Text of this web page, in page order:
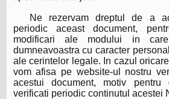
Ne rezervam dreptul de a
periodic aceast document,
modificari ale modului in
dumneavoastra cu caracter
ale cerintelor legale. In cazul
vom afisa pe website-ul nostru
acestui document, motiv
verificati periodic continutul acestei